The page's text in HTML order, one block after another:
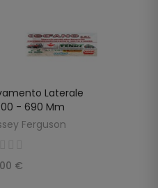
Laterale
- 690 Mm
Ferguson
€